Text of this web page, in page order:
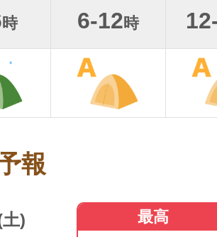
時 6-12時
報
土) 最高